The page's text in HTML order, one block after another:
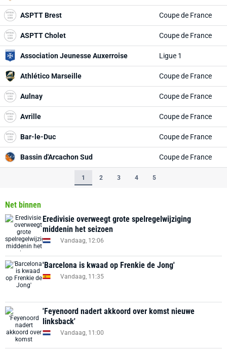
ASPTT Brest Coupe de France
ASPTT Cholet Coupe de France
Association Jeunesse Auxerroise Ligue 1
Athlético Marseille Coupe de France
Aulnay Coupe de France
Avrille Coupe de France
Bar-le-Duc Coupe de France
Bassin d'Arcachon Sud Coupe de France
1 2 3 4 5
Net binnen
Eredivisie overweegt grote spelregelwijziging
middenin het seizoen
Vandaag, 12:06
'Barcelona is kwaad op Frenkie de Jong'
Vandaag, 11:35
'Feyenoord nadert akkoord over komst nieuwe
linksback'
Vandaag, 11:00